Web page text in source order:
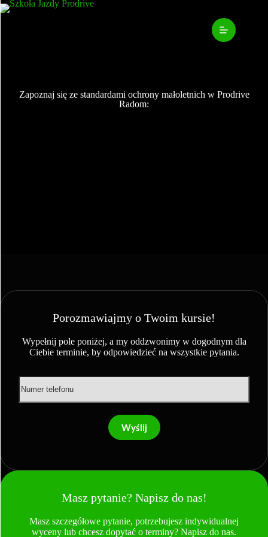
Zapoznaj się ze standardami ochrony małoletnich w Prodrive
Radom:
Porozmawiajmy o Twoim kursie!
Wypełnij pole poniżej, a my oddzwonimy w dogodnym dla
Ciebie terminie, by odpowiedzieć na wszystkie pytania.
Wyślij
Masz pytanie? Napisz do nas!
Masz szczegółowe pytanie, potrzebujesz indywidualnej
wyceny lub chcesz dopytać o terminy? Napisz do nas.